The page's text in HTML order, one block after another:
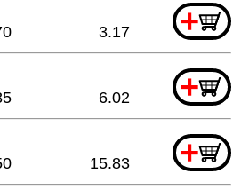
+
3.17
+
6.02
+
15.83